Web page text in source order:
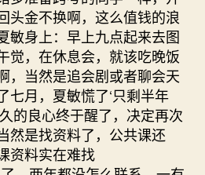
头金不换啊，这么值钱的浪
敏身上：早上九点起来去图
觉，在休息会，就该吃晚饭
，当然是追会剧或者聊会天
七月，夏敏慌了‘只剩半年
的良心终于醒了，决定再次
然是找资料了，公共课还
资料实在难找